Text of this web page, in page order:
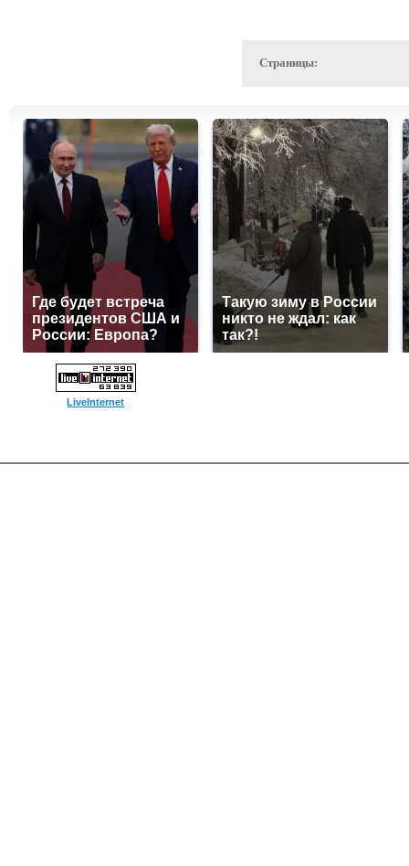
Страницы:
Где будет встреча
президентов США и
России: Европа?
Такую зиму в России
никто не ждал: как
так?!
LiveInternet